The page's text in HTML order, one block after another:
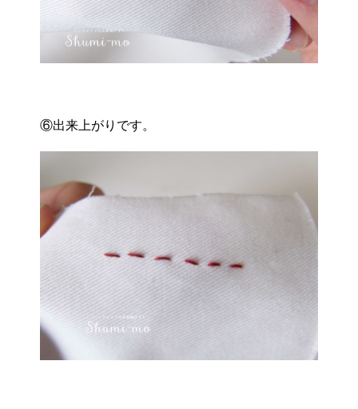
⑥出来上がりです。